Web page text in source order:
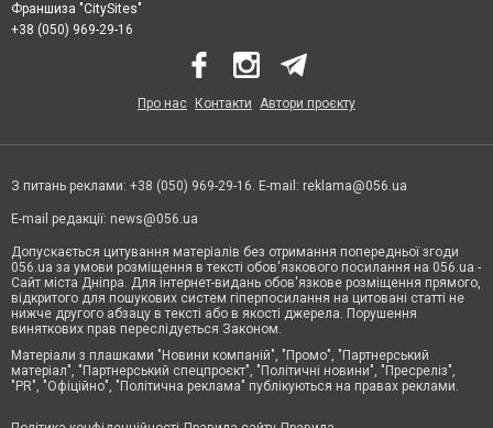
Франшиза "CitySites"
+38 (050) 969-29-16
Про нас Контакти Автори проєкту
З питань реклами: +38 (050) 969-29-16. E-mail: reklama@056.ua
E-mail редакції: news@056.ua
Допускається цитування матеріалів без отримання попередньої згоди
056.ua за умови розміщення в тексті обов'язкового посилання на 056.ua -
Сайт міста Дніпра. Для інтернет-видань обов'язкове розміщення прямого,
відкритого для пошукових систем гіперпосилання на цитовані статті не
нижче другого абзацу в тексті або в якості джерела. Порушення
виняткових прав переслідується Законом.
Матеріали з плашками "Новини компаній", "Промо", "Партнерський
матеріал", "Партнерський спецпроєкт", "Політичні новини", "Пресреліз",
"PR", "Офіційно", "Політична реклама" публікуються на правах реклами.